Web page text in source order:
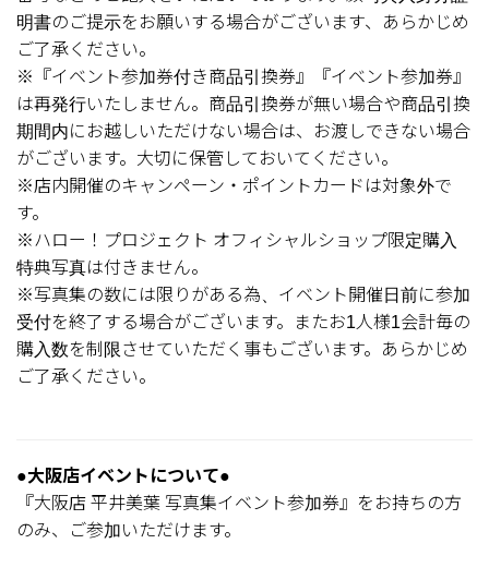
明書のご提示をお願いする場合がございます、あらかじめ
ご了承ください。
※『イベント参加券付き商品引換券』『イベント参加券』
は再発行いたしません。商品引換券が無い場合や商品引換
期間内にお越しいただけない場合は、お渡しできない場合
がございます。大切に保管しておいてください。
※店内開催のキャンペーン・ポイントカードは対象外で
す。
※ハロー！プロジェクト オフィシャルショップ限定購入
特典写真は付きません。
※写真集の数には限りがある為、イベント開催日前に参加
受付を終了する場合がございます。またお1人様1会計毎の
購入数を制限させていただく事もございます。あらかじめ
ご了承ください。
●大阪店イベントについて●
『大阪店 平井美葉 写真集イベント参加券』をお持ちの方
のみ、ご参加いただけます。